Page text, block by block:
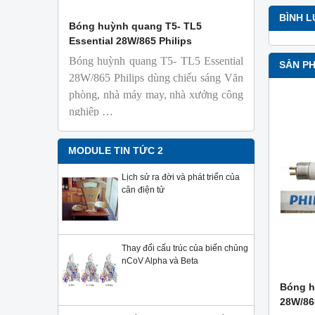
Bóng huỳnh quang T5- TL5
Essential 28W/865 Philips
Bóng huỳnh quang T5- TL5 Essential
28W/865 Philips dùng chiếu sáng Văn
phòng, nhà máy may, nhà xưởng công
nghiệp …
Bóng
TL-D
phỏng
MODULE TIN TỨC 2
Lịch sử ra đời và phát triển của
cân điện tử
Thay đổi cấu trúc của biến chủng
nCoV Alpha và Beta
BÌNH
SẢN
Bóng
28W/